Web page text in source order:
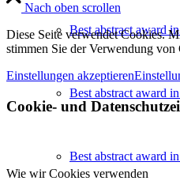
Best abstract award
Best abstract award
Best abstract award
Nach oben scrollen
Diese Seite verwendet Cookies.
stimmen Sie der Verwendung von
Einstellungen akzeptieren
Cookie- und
Wie wir Cookies verwenden